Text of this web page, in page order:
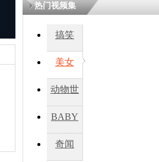
热门视频集
搞笑
美女
动物世
BABY
秀
奇闻